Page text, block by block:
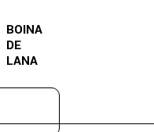
BOINA
DE
LANA